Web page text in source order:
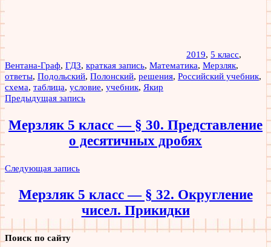
2019, 5 класс,
Вентана-Граф, ГДЗ, краткая запись, Математика, Мерзляк,
ответы, Подольский, Полонский, решения, Российский учебник,
схема, таблица, условие, учебник, Якир
Навигация
записям
Предыдущая запись
Мерзляк 5 класс — § 30. Представление
о десятичных дробях
Следующая запись
Мерзляк 5 класс — § 32. Округление
чисел. Прикидки
Поиск по сайту